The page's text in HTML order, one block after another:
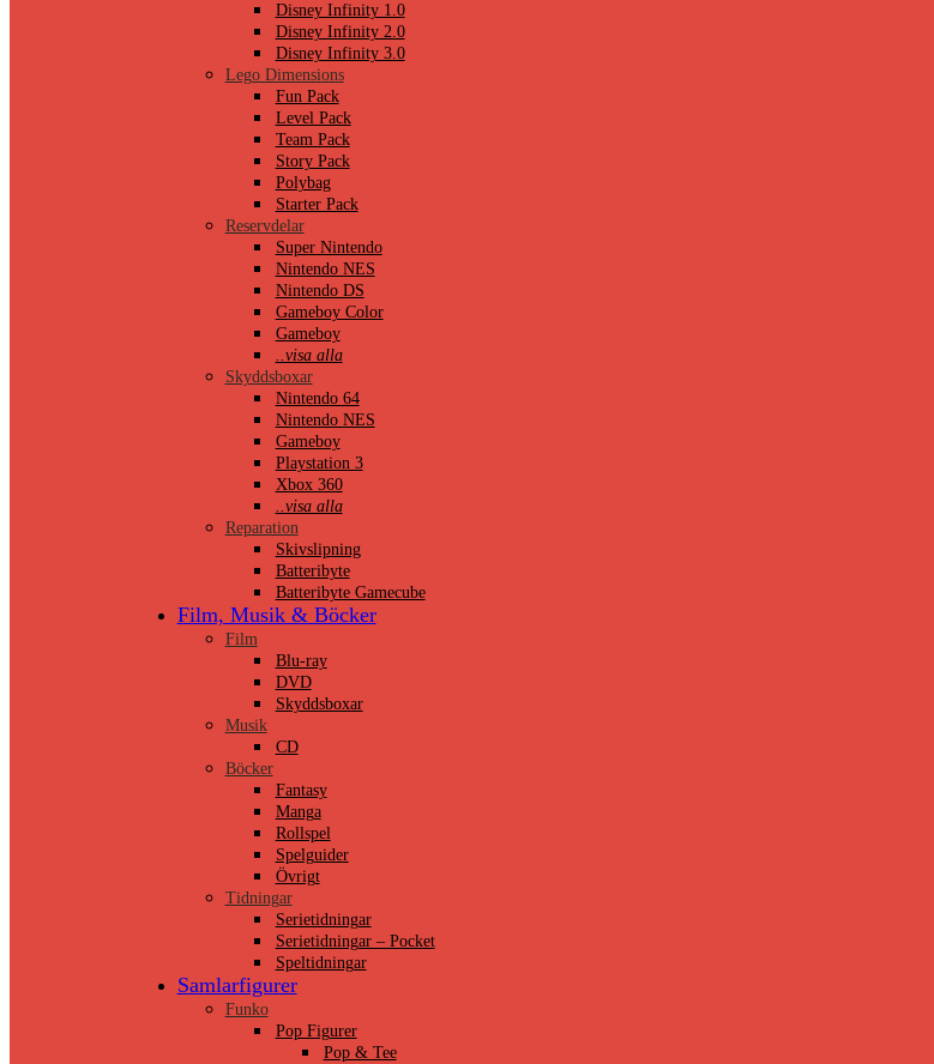
Disney Infinity 1.0
Disney Infinity 2.0
Disney Infinity 3.0
Lego Dimensions
Fun Pack
Level Pack
Team Pack
Story Pack
Polybag
Starter Pack
Reservdelar
Super Nintendo
Nintendo NES
Nintendo DS
Gameboy Color
Gameboy
..visa alla
Skyddsboxar
Nintendo 64
Nintendo NES
Gameboy
Playstation 3
Xbox 360
..visa alla
Reparation
Skivslipning
Batteribyte
Batteribyte Gamecube
Film, Musik & Böcker
Film
Blu-ray
DVD
Skyddsboxar
Musik
CD
Böcker
Fantasy
Manga
Rollspel
Spelguider
Övrigt
Tidningar
Serietidningar
Serietidningar – Pocket
Speltidningar
Samlarfigurer
Funko
Pop Figurer
Pop & Tee